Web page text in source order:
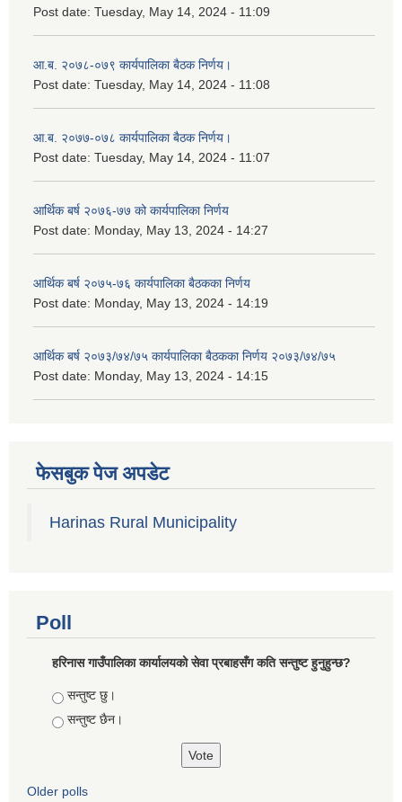
Post date: Tuesday, May 14, 2024 - 11:09
आ.ब. २०७८-०७९ कार्यपालिका बैठक निर्णय।
Post date: Tuesday, May 14, 2024 - 11:08
आ.ब. २०७७-०७८ कार्यपालिका बैठक निर्णय।
Post date: Tuesday, May 14, 2024 - 11:07
आर्थिक बर्ष २०७६-७७ को कार्यपालिका निर्णय
Post date: Monday, May 13, 2024 - 14:27
आर्थिक बर्ष २०७५-७६ कार्यपालिका बैठकका निर्णय
Post date: Monday, May 13, 2024 - 14:19
आर्थिक बर्ष २०७३/७४/७५ कार्यपालिका बैठकका निर्णय २०७३/७४/७५
Post date: Monday, May 13, 2024 - 14:15
फेसबुक पेज अपडेट
Harinas Rural Municipality
Poll
हरिनास गाउँपालिका कार्यालयको सेवा प्रबाहसँग कति सन्तुष्ट हुनुहुन्छ?
Choices
सन्तुष्ट छु।
सन्तुष्ट छैन।
Older polls